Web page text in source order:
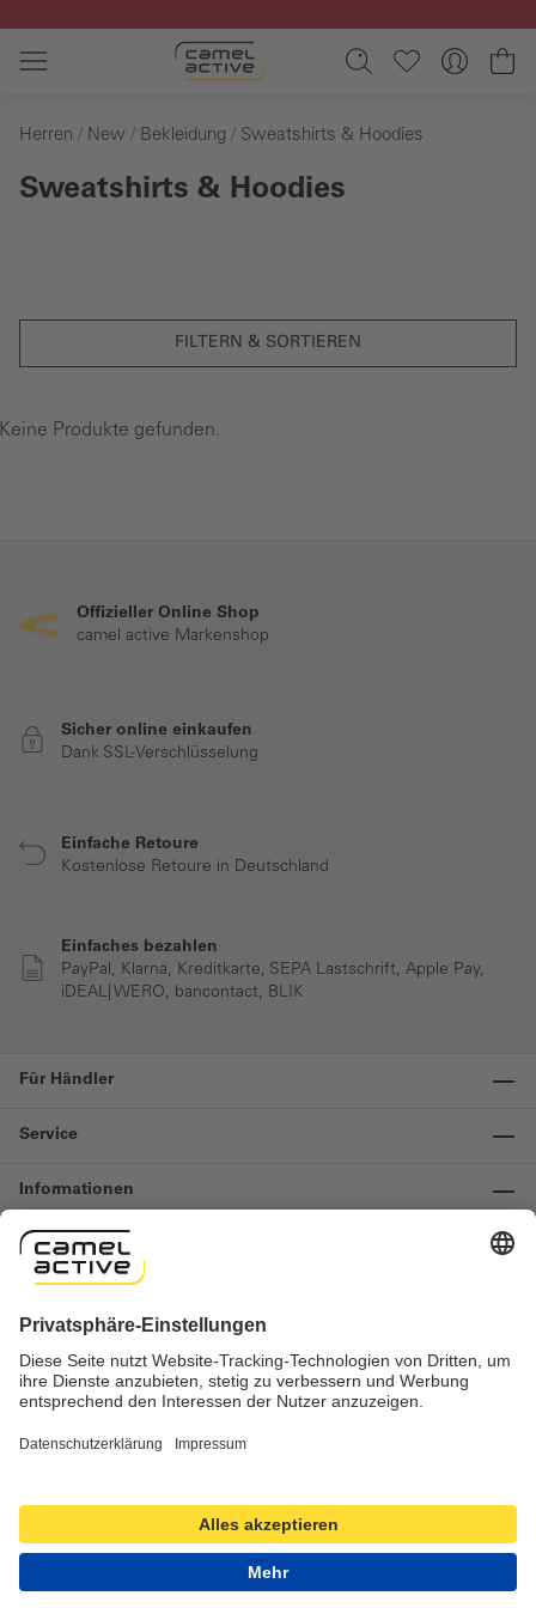
Zum Hauptinhalt springen
Herren New Bekleidung Sweatshirts & Hoodies
Sweatshirts & Hoodies
FILTERN & SORTIEREN
Produkte gefunden.
Offizieller Online Shop
camel active Markenshop
Sicher online einkaufen
Dank SSL-Verschlüsselung
Einfache Retoure
Kostenlose Retoure in Deutschland
Einfaches bezahlen
PayPal, Klarna, Kreditkarte, SEPA Lastschrift, Apple Pay,
iDEAL| WERO, bancontact, BLIK
Für Händler
Service
Informationen
Kontakt
Widerruf